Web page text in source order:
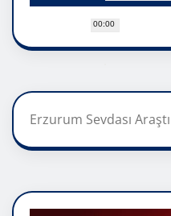
00:00
Erzurum Sevdası